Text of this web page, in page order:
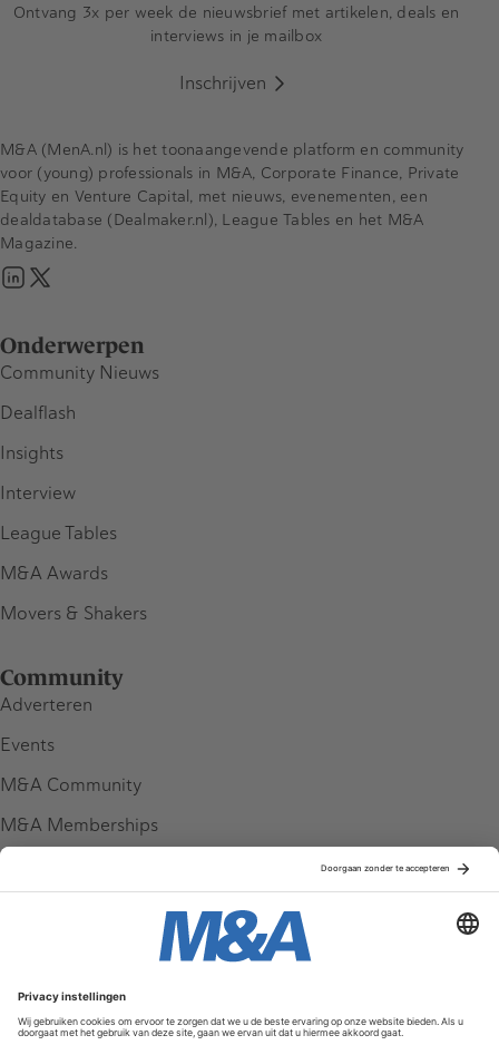
Ontvang 3x per week de nieuwsbrief met artikelen, deals en
interviews in je mailbox
Inschrijven
Onderwerpen
Community Nieuws
Dealflash
Insights
Interview
League Tables
M&A Awards
Movers & Shakers
Community
Adverteren
Events
M&A Community
M&A Memberships
Service & Contact
Contact
M&A (MenA.nl) is het toonaangevende platform en community
voor (young) professionals in M&A, Corporate Finance, Private
Equity en Venture Capital, met nieuws, evenementen, een
dealdatabase (Dealmaker.nl), League Tables en het M&A
Magazine.